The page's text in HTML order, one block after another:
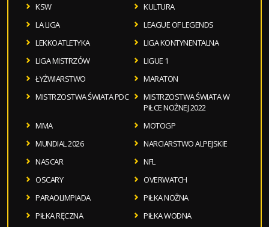
KSW
KULTURA
LA LIGA
LEAGUE OF LEGENDS
LEKKOATLETYKA
LIGA KONTYNENTALNA
LIGA MISTRZÓW
LIGUE 1
ŁYŻWIARSTWO
MARATON
MISTRZOSTWA ŚWIATA PDC
MISTRZOSTWA ŚWIATA W
PIŁCE NOŻNEJ 2022
MMA
MOTOGP
MUNDIAL 2026
NARCIARSTWO ALPEJSKIE
NASCAR
NFL
OSCARY
OVERWATCH
PARAOLIMPIADA
PIŁKA NOŻNA
PIŁKA RĘCZNA
PIŁKA WODNA